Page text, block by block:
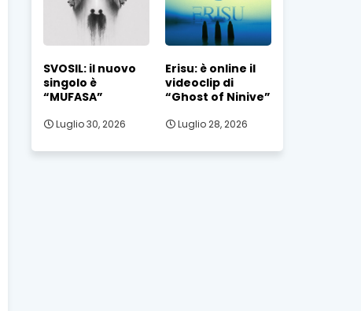
SVOSIL: il nuovo
singolo è
“MUFASA”
Luglio 30, 2026
Erisu: è online il
videoclip di
“Ghost of Ninive”
Luglio 28, 2026